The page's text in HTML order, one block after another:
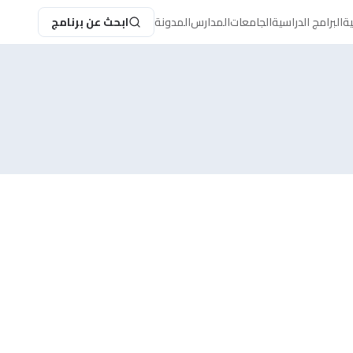
البرامج الدراسيةالجامعاتالمدارسالمدونة ابحث عن برنامج